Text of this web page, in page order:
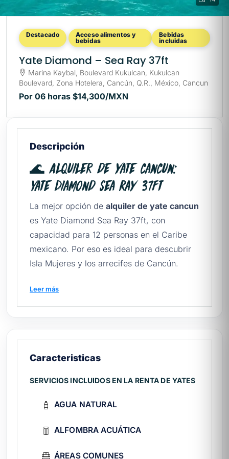
Destacado
Acceso alimentos y
bebidas
Bebidas
incluidas
Yate Diamond – Sea Ray 37ft
Marina Kaybal, Boulevard Kukulcan, Kukulcan
Boulevard, Zona Hotelera, Cancún, Q.R., México, Cancun
Por 06 horas $14,300/MXN
Descripción
🌊 Alquiler de yate cancun:
Yate Diamond Sea Ray 37ft
La mejor opción de alquiler de yate cancun
es Yate Diamond Sea Ray 37ft, con
capacidad para 12 personas en el Caribe
mexicano. Por eso es ideal para descubrir
Isla Mujeres y los arrecifes de Cancún.
Cancún
guía rápida para rentar yates en México.
🛥️ ¿Qué incluye tu experiencia?
Tripulación:capitán experto y marinero
A bordo:
comedor exterior, comedor
interior.
Bienvenida:
cervezas incluidos.
Leer más
Caracteristicas
SERVICIOS INCLUIDOS EN LA RENTA DE YATES
AGUA NATURAL
ALFOMBRA ACUÁTICA
ÁREAS COMUNES